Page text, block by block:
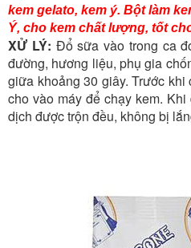
kem gelato, kem ý. Bột làm
Ý, cho kem chất lượng, tốt
XỬ LÝ: Đổ sữa vào trong ca
đường, hương liệu, phụ gia
giữa khoảng 30 giây. Trước
cho vào máy để chạy kem.
dịch được trộn đều, không bị